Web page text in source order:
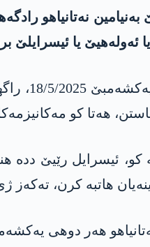
ئەولەھیێ یا ئیسرایلێ
ھەتا کو
کو، ئیسرایل رێیێ
ھاتبە کرن، تەکەز
ھەر دوھی